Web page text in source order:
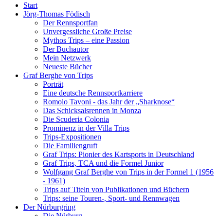
Start
Jörg-Thomas Födisch
Der Rennsportfan
Unvergessliche Große Preise
Mythos Trips – eine Passion
Der Buchautor
Mein Netzwerk
Neueste Bücher
Graf Berghe von Trips
Porträt
Eine deutsche Rennsportkarriere
Romolo Tavoni - das Jahr der „Sharknose“
Das Schicksalsrennen in Monza
Die Scuderia Colonia
Prominenz in der Villa Trips
Trips-Expositionen
Die Familiengruft
Graf Trips: Pionier des Kartsports in Deutschland
Graf Trips, TCA und die Formel Junior
Wolfgang Graf Berghe von Trips in der Formel 1 (1956
- 1961)
Trips auf Titeln von Publikationen und Büchern
Trips: seine Touren-, Sport- und Rennwagen
Der Nürburgring